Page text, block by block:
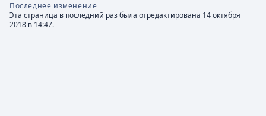
Последнее изменение
Эта страница в последний раз была отредактирована 14 октября
2018 в 14:47.